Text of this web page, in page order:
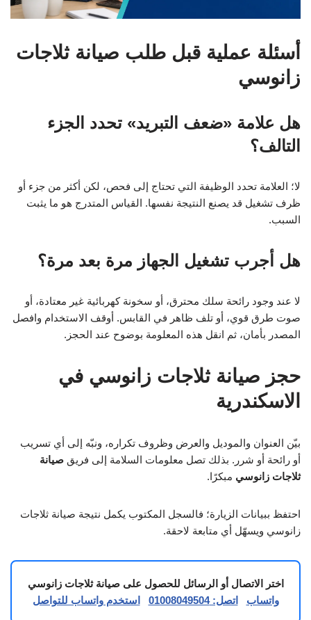
أسئلة عملية قبل طلب صيانة ثلاجات
زانوسي
هل علامة «ضعف التبريد» تحدد الجزء
التالف؟
لا؛ العلامة تحدد الوظيفة التي تحتاج إلى فحص، لكن أكثر من جزء أو
ظرف تشغيل قد يصنع النتيجة نفسها. القياس المتدرج هو ما يثبت
السبب.
هل أجرب تشغيل الجهاز مرة بعد مرة؟
لا عند وجود رائحة سلك محترق، أو سخونة كهربائية غير معتادة، أو
صوت طرق قوي، أو تلف ظاهر في القابس. أوقف الاستخدام وافصل
المصدر بأمان، ثم انقل هذه المعلومة بوضوح عند الحجز.
حجز صيانة ثلاجات زانوسي في
الاسكندرية
بيّن العنوان والموديل والعرض وظروف تكراره، ونبّه إلى أي تسريب
أو رائحة أو شرر. بذلك تصل معلومات السلامة إلى فريق صيانة
ثلاجات زانوسي مبكرًا.
احتفظ ببيانات الزيارة؛ فالسجل المكتوب يكمل نتيجة صيانة ثلاجات
زانوسي ويسهّل أي متابعة لاحقة.
اختر الاتصال أو الرسائل للحصول على صيانة ثلاجات زانوسي
واتساب
اتصل: 01008049504 استخدم واتساب للتواصل